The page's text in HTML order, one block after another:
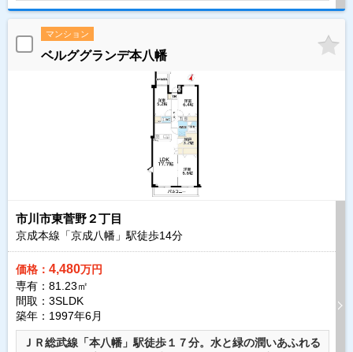
マンション
ベルググランデ本八幡
市川市東菅野２丁目
京成本線「京成八幡」駅徒歩14分
価格： 4,480万円
専有：81.23㎡
間取：3SLDK
築年：1997年6月
ＪＲ総武線「本八幡」駅徒歩１７分。水と緑の潤いあふれる